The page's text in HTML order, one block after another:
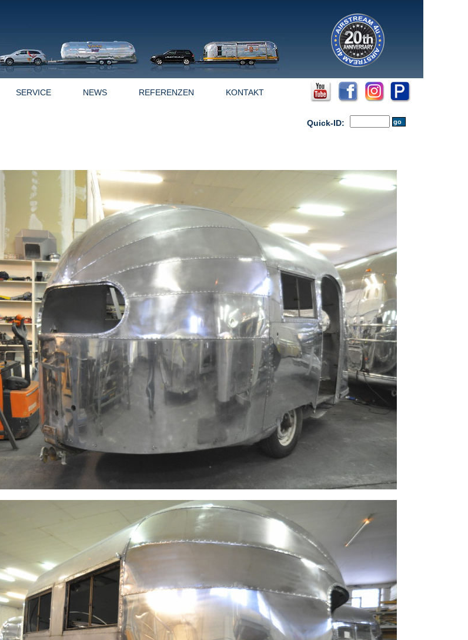
SERVICE NEWS REFERENZEN KONTAKT
Quick-ID: